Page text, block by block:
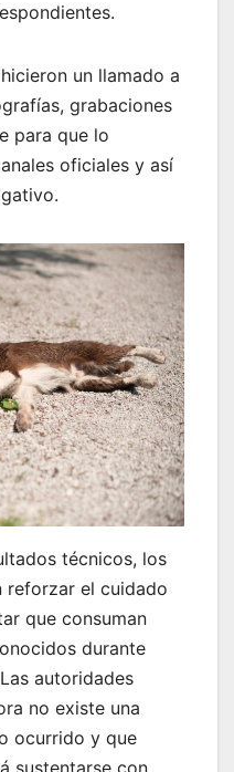
un llamado a
grabaciones
para que lo
oficiales y así
técnicos, los
reforzar el cuidado
que consuman
durante
autoridades
no existe una
ocurrido y que